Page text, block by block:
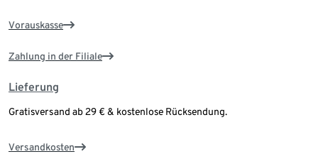
Vorauskasse
Zahlung in der Filiale
Lieferung
Gratisversand ab 29 € & kostenlose Rücksendung.
Versandkosten